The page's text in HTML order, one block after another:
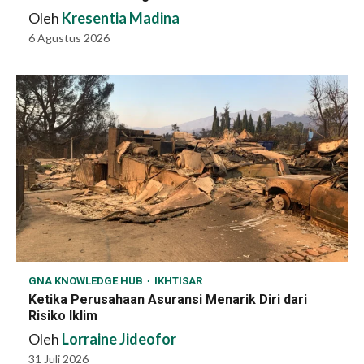
Oleh Kresentia Madina
6 Agustus 2026
GNA KNOWLEDGE HUB IKHTISAR
Ketika Perusahaan Asuransi Menarik Diri dari
Risiko Iklim
Oleh Lorraine Jideofor
31 Juli 2026